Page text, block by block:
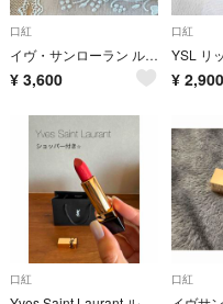
口紅
イヴ・サンローラン ルージュピュールクチュール R9（ブレイズンボルドー）
¥ 3,600
口紅
¥ 2,900
口紅 口紅